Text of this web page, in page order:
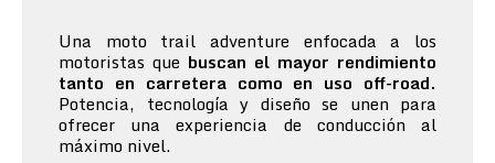
Una moto trail adventure enfocada a los
motoristas que buscan el mayor rendimiento
tanto en carretera como en uso off-road.
Potencia, tecnología y diseño se unen para
ofrecer una experiencia de conducción al
máximo nivel.